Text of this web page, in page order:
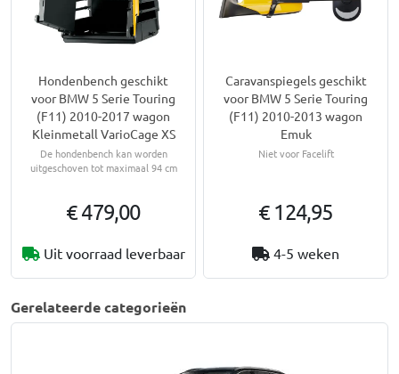
Hondenbench geschikt
voor BMW 5 Serie Touring
(F11) 2010-2017 wagon
Kleinmetall VarioCage XS
De hondenbench kan worden
uitgeschoven tot maximaal 94 cm
€ 479,00
Uit voorraad leverbaar
Caravanspiegels geschikt
voor BMW 5 Serie Touring
(F11) 2010-2013 wagon
Emuk
Niet voor Facelift
€ 124,95
4-5 weken
Gerelateerde categorieën